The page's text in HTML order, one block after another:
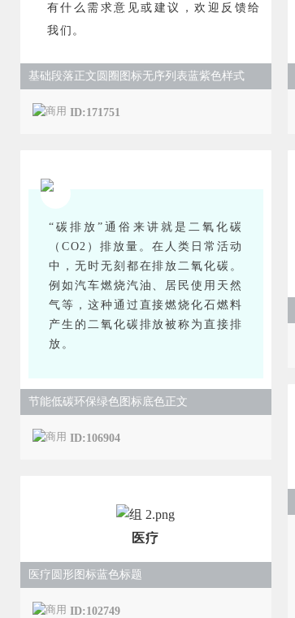
有什么需求意见或建议，欢迎反馈给
我们。
基础段落正文圆圈图标无序列表蓝紫色样式
ID:171751
“碳排放”通俗来讲就是二氧化碳
（CO2）排放量。在人类日常活动
中，无时无刻都在排放二氧化碳。
例如汽车燃烧汽油、居民使用天然
气等，这种通过直接燃烧化石燃料
产生的二氧化碳排放被称为直接排
放。
节能低碳环保绿色图标底色正文
ID:106904
医疗
医疗圆形图标蓝色标题
ID:102749